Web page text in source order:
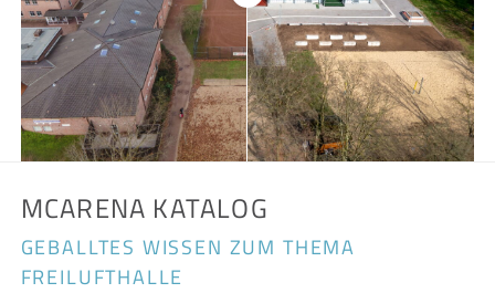
MCARENA KATALOG
GEBALLTES WISSEN ZUM THEMA
FREILUFTHALLE